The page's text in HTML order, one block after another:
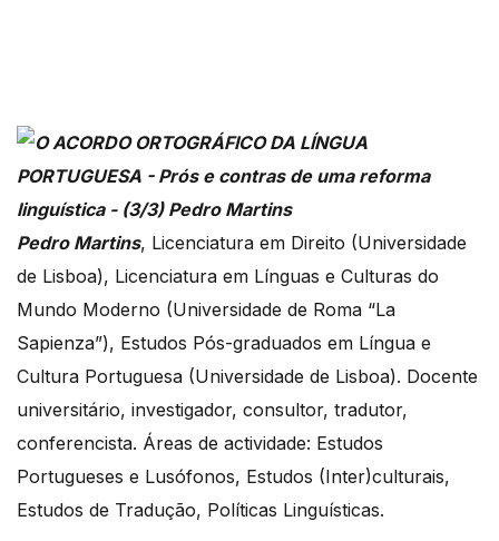
Pedro Martins, Licenciatura em Direito (Universidade
de Lisboa), Licenciatura em Línguas e Culturas do
Mundo Moderno (Universidade de Roma “La
Sapienza”), Estudos Pós-graduados em Língua e
Cultura Portuguesa (Universidade de Lisboa). Docente
universitário, investigador, consultor, tradutor,
conferencista. Áreas de actividade: Estudos
Portugueses e Lusófonos, Estudos (Inter)culturais,
Estudos de Tradução, Políticas Linguísticas.